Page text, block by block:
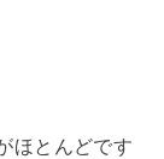
ほとんどです